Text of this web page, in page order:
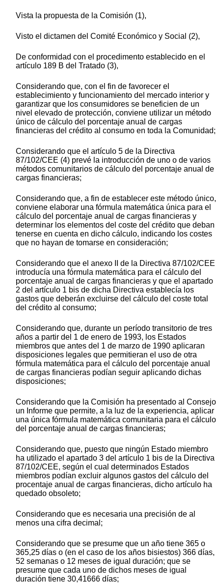
Vista la propuesta de la Comisión (1),
Visto el dictamen del Comité Económico y Social (2),
De conformidad con el procedimento establecido en el
artículo 189 B del Tratado (3),
Considerando que, con el fin de favorecer el
establecimiento y funcionamiento del mercado interior y
garantizar que los consumidores se beneficien de un
nivel elevado de protección, conviene utilizar un método
único de cálculo del porcentaje anual de cargas
financieras del crédito al consumo en toda la Comunidad;
Considerando que el artículo 5 de la Directiva
87/102/CEE (4) prevé la introducción de uno o de varios
métodos comunitarios de cálculo del porcentaje anual de
cargas financieras;
Considerando que, a fin de establecer este método único,
conviene elaborar una fórmula matemática única para el
cálculo del porcentaje anual de cargas financieras y
determinar los elementos del coste del crédito que deban
tenerse en cuenta en dicho cálculo, indicando los costes
que no hayan de tomarse en consideración;
Considerando que el anexo II de la Directiva 87/102/CEE
introducía una fórmula matemática para el cálculo del
porcentaje anual de cargas financieras y que el apartado
2 del artículo 1 bis de dicha Directiva establecía los
gastos que deberán excluirse del cálculo del coste total
del crédito al consumo;
Considerando que, durante un período transitorio de tres
años a partir del 1 de enero de 1993, los Estados
miembros que antes del 1 de marzo de 1990 aplicaran
disposiciones legales que permitieran el uso de otra
fórmula matemática para el cálculo del porcentaje anual
de cargas financieras podían seguir aplicando dichas
disposiciones;
Considerando que la Comisión ha presentado al Consejo
un Informe que permite, a la luz de la experiencia, aplicar
una única fórmula matemática comunitaria para el cálculo
del porcentaje anual de cargas financieras;
Considerando que, puesto que ningún Estado miembro
ha utilizado el apartado 3 del artículo 1 bis de la Directiva
87/102/CEE, según el cual determinados Estados
miembros podían excluir algunos gastos del cálculo del
procentaje anual de cargas financieras, dicho artículo ha
quedado obsoleto;
Considerando que es necesaria una precisión de al
menos una cifra decimal;
Considerando que se presume que un año tiene 365 o
365,25 días o (en el caso de los años bisiestos) 366 días,
52 semanas o 12 meses de igual duración; que se
presume que cada uno de dichos meses de igual
duración tiene 30,41666 días;